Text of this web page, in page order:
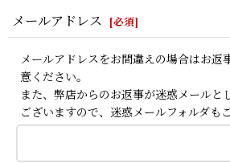
メールアドレス [必須]
メールアドレスをお間違えの場合はお返
意ください。
また、弊店からのお返事が迷惑メールと
ございますので、迷惑メールフォルダも